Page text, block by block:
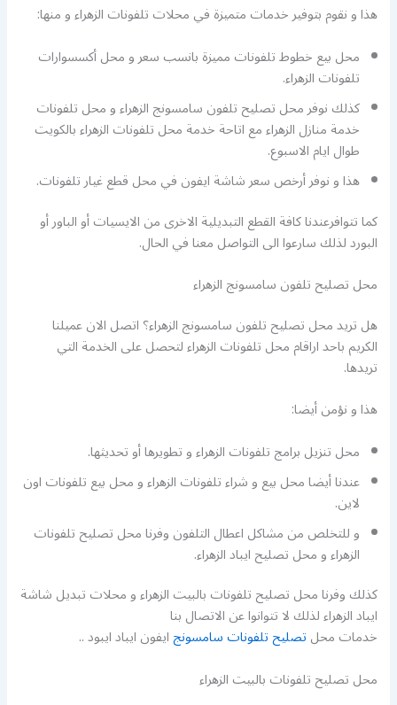
هذا و نقوم بتوفير خدمات متميزة في محلات تلفونات الزهراء و منها:
محل بيع خطوط تلفونات مميزة بانسب سعر و محل أكسسوارات
تلفونات الزهراء.
كذلك نوفر محل تصليح تلفون سامسونج الزهراء و محل تلفونات
خدمة منازل الزهراء مع اتاحة خدمة محل تلفونات الزهراء بالكويت
طوال ايام الاسبوع.
هذا و نوفر أرخص سعر شاشة ايفون في محل قطع غيار تلفونات.
كما تتوافرعندنا كافة القطع التبديلية الاخرى من الايسيات أو الباور أو
البورد لذلك سارعوا الى التواصل معنا في الحال.
محل تصليح تلفون سامسونج الزهراء
هل تريد محل تصليح تلفون سامسونج الزهراء؟ اتصل الان عميلنا
الكريم باحد اراقام محل تلفونات الزهراء لتحصل على الخدمة التي
تريدها.
هذا و نؤمن أيضا:
محل تنزيل برامج تلفونات الزهراء و تطويرها أو تحديثها.
عندنا أيضا محل بيع و شراء تلفونات الزهراء و محل بيع تلفونات اون
لاين.
و للتخلص من مشاكل اعطال التلفون وفرنا محل تصليح تلفونات
الزهراء و محل تصليح ايباد الزهراء.
كذلك وفرنا محل تصليح تلفونات بالبيت الزهراء و محلات تبديل شاشة
ايباد الزهراء لذلك لا تتوانوا عن الاتصال بنا
خدمات محلتصليح تلفونات سامسونجايفون ايباد ايبود ..
محل تصليح تلفونات بالبيت الزهراء